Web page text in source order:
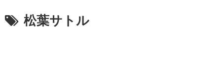
松葉サトル